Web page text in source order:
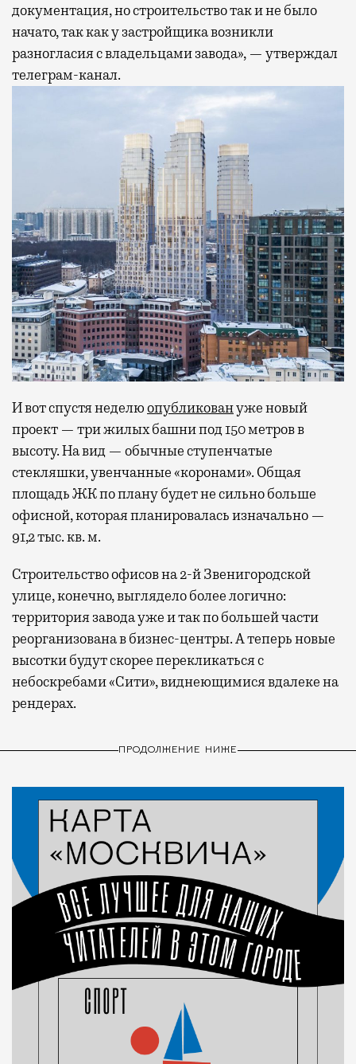
документация, но строительство так и не было
начато, так как у застройщика возникли
разногласия с владельцами завода», — утверждал
телеграм-канал.
И вот спустя неделюопубликовануже новый
проект — три жилых башни под 150 метров в
высоту. На вид — обычные ступенчатые
стекляшки, увенчанные «коронами». Общая
площадь ЖК по плану будет не сильно больше
офисной, которая планировалась изначально —
91,2 тыс. кв. м.
Строительство офисов на 2-й Звенигородской
улице, конечно, выглядело более логично:
территория завода уже и так по большей части
реорганизована в бизнес-центры. А теперь новые
высотки будут скорее перекликаться с
небоскребами «Сити», виднеющимися вдалеке на
рендерах.
ПРОДОЛЖЕНИЕ НИЖЕ